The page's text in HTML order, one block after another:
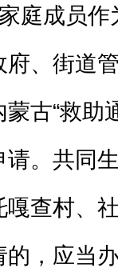
庭成员作
府、 街道
蒙古“救助
请。共同
嘎查村、
的 ， 应当